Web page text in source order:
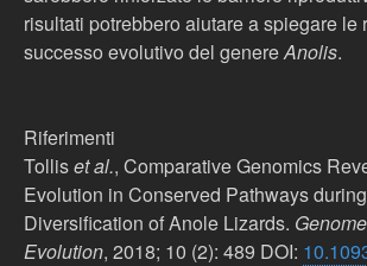
risultati potrebbero aiutare a spiegare le
successo evolutivo del genereAnolis.
Riferimenti
Tolliset al., Comparative Genomics
Evolution in Conserved Pathways
Diversification of Anole Lizards.
Evolution, 2018; 10 (2): 489 DOI: